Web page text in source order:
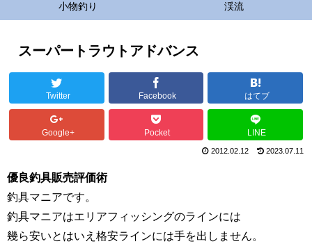
小物釣り 渓流
スーパートラウトアドバンス
Twitter Facebook はてブ
Google+ Pocket LINE
2012.02.12 2023.07.11
優良釣具販売評価術
釣具マニアです。
釣具マニアはエリアフィッシングのラインには
幾ら安いとはいえ格安ラインには手を出しません。